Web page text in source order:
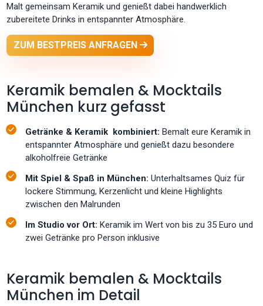
Malt gemeinsam Keramik und genießt dabei handwerklich
zubereitete Drinks in entspannter Atmosphäre.
ZUM BESTPREIS ANFRAGEN
Keramik bemalen & Mocktails
München kurz gefasst
Getränke & Keramik kombiniert: Bemalt eure Keramik in
entspannter Atmosphäre und genießt dazu besondere
alkoholfreie Getränke
Mit Spiel & Spaß in München: Unterhaltsames Quiz für
lockere Stimmung, Kerzenlicht und kleine Highlights
zwischen den Malrunden
Im Studio vor Ort: Keramik im Wert von bis zu 35 Euro und
zwei Getränke pro Person inklusive
Keramik bemalen & Mocktails
München im Detail